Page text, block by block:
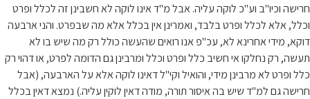
חרישה וכיו"ב וע"כ לוקה עליה. אבל מ"ד אינו לוקה לא חשבינן זה לכלל ופרט
וכלל, אלא לכלל ופרט בלבד, ואמרינן אין בכלל אלא מה שבפרט. והני ארבעה
דוקא, מידי אחרינא לא, עכ"פ אנו רואים שהעשה כולל רק מה שיש בו לא
תעשה, רק נחלקו אי חשיב כלל ופרט וכלל ומרבינן גם הדומה לפרט, או דהוי רק
כלל ופרט לא מרבינן מידי, והואיל וקי"ל דאינו לוקה אלא על הארבעה, (אבל
חרישה גם למ"ד שיש בה איסור תורה, מודה דאין לוקין עליה.) נמצא דאין בכלל